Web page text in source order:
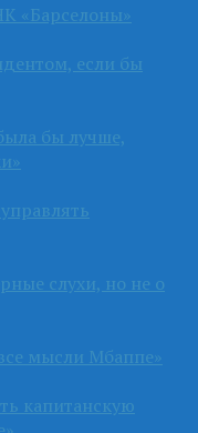
«Барселоны»
если бы
бы лучше,
слухи, но не о
мысли Мбаппе»
капитанскую